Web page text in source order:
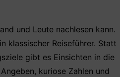
und Leute nachlesen kann.
klassischer Reiseführer. Statt
gibt es Einsichten in die
kuriose Zahlen und